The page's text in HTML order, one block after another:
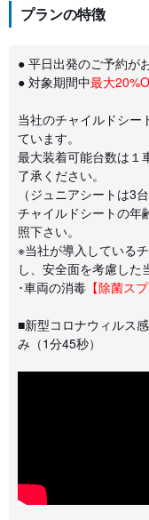
プランの特徴
● 平日出発のご予約が
● 対象期間中最大
当社のチャイルドシー
ています。
最大装着可能台数は１
了承ください。
（ジュニアシートは3
チャイルドシートの年
照下さい。
※当社が導入している
し、安全面を考慮した
･車両の消毒 【除菌ス
■新型コロナウィルス
み（1分45秒）